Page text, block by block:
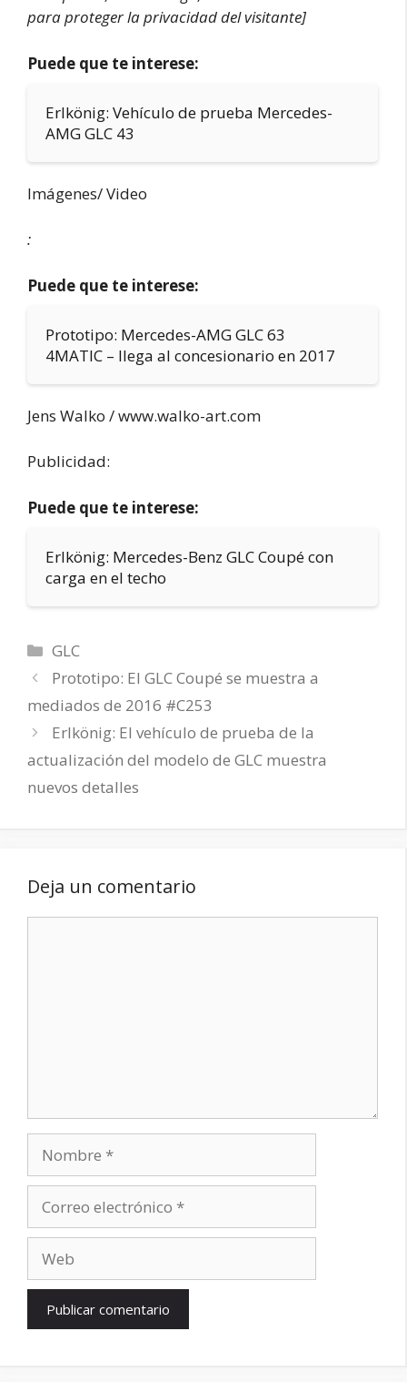
para proteger la privacidad del visitante]
Puede que te interese:
Erlkönig: Vehículo de prueba Mercedes-
AMG GLC 43
Imágenes/ Video
:
Puede que te interese:
Prototipo: Mercedes-AMG GLC 63
4MATIC – llega al concesionario en 2017
Jens Walko / www.walko-art.com
Publicidad:
Puede que te interese:
Erlkönig: Mercedes-Benz GLC Coupé con
carga en el techo
Categorías
GLC
Prototipo: El GLC Coupé se muestra a
mediados de 2016 #C253
Erlkönig: El vehículo de prueba de la
actualización del modelo de GLC muestra
nuevos detalles
Deja un comentario
electrónico